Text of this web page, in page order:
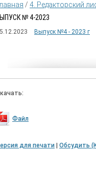
/ 4. Редакторский
№ 4-2023
Выпуск №4 - 2023 г
Файл
для печати Обсудить